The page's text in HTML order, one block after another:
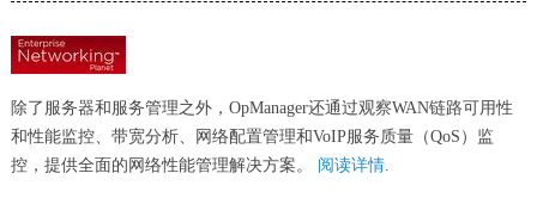
除了服务器和服务管理之外，OpManager还通过观察WAN链路可用性
和性能监控、带宽分析、网络配置管理和VoIP服务质量（QoS）监
控，提供全面的网络性能管理解决方案。 阅读详情.